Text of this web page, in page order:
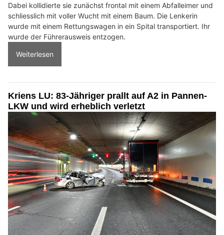
Dabei kollidierte sie zunächst frontal mit einem Abfalleimer und
schliesslich mit voller Wucht mit einem Baum. Die Lenkerin
wurde mit einem Rettungswagen in ein Spital transportiert. Ihr
wurde der Führerausweis entzogen.
Weiterlesen
Kriens LU: 83-Jähriger prallt auf A2 in Pannen-
LKW und wird erheblich verletzt